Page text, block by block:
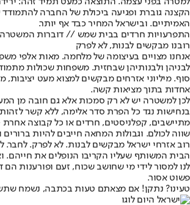
הקצנה גוברת ופגיעה ביכולת של החברה
האמיתיים. ובישראל המחיר כבד אף יותר.
התפרעויות חרדים בבית שמש // דוברות המשטרה
רובנו מבקשים לבנות, לא לפרק
אנחנו מצויים בעיצומה של מלחמה. מאות אלפי
לבניהן ולבנותיהן שבחזית. משפחות שכולות
סוף. מיליוני אזרחים מבקשים למצוא מעט יציבות,
אחדות בתוך מציאות קשה.
לכן למשטרה יש לא רק סמכות אלא גם חובה מן
בנחישות נגד כל הפרת סדר אלימה, ללא קשר
מתיישבים, קפלניסטים, חרדים או כל קבוצה אחרת
שווה לכולם. וגבולות המחאה חייבים להיות ברורים
רוב אזרחי ישראל מבקשים לבנות. לא לפרק. לחבר.
הבית המשותף שעליו הקריבו הנופלים את חייהם.
לנו למסור לידי מי שחושב שכוח, זעם ופורענות הם
פשוט אסור.
טעינו? נתקן! אם מצאתם טעות בכתבה, נשמח